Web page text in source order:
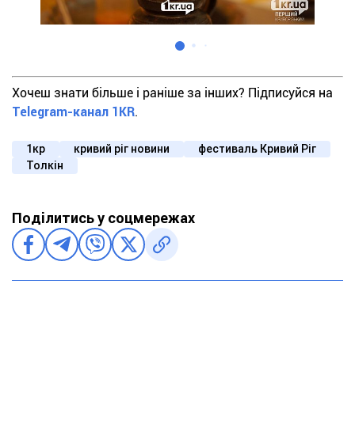
Хочеш знати більше і раніше за інших? Підписуйся на
Telegram-канал 1KR.
1кр кривий ріг новини
фестиваль Кривий Ріг
Толкін
Поділитись у соцмережах